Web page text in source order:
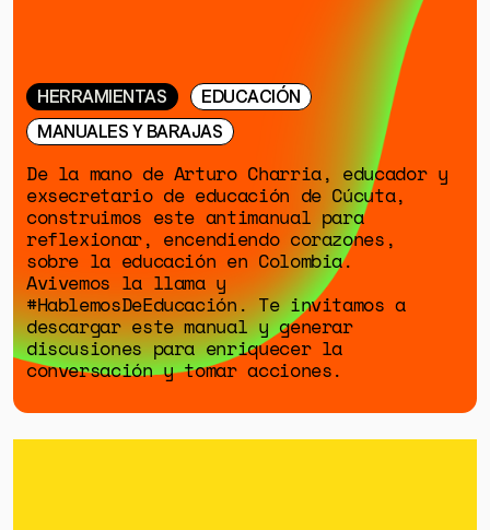
HERRAMIENTAS
EDUCACIÓN
MANUALES Y BARAJAS
De la mano de Arturo Charria, educador y
exsecretario de educación de Cúcuta,
construimos este antimanual para
reflexionar, encendiendo corazones,
sobre la educación en Colombia.
Avivemos la llama y
#HablemosDeEducación. Te invitamos a
descargar este manual y generar
discusiones para enriquecer la
conversación y tomar acciones.